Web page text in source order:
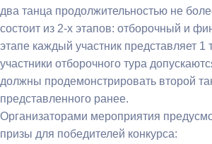
два танца продолжительностью не
состоит из 2-х этапов: отборочный и
этапе каждый участник представляет
участники отборочного тура
должны продемонстрировать второй
представленного ранее.
Организаторами мероприятия
призы для победителей конкурса: